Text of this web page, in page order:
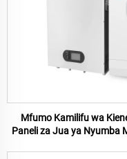
Mfumo Kamilifu wa
Paneli za Jua ya Nyumba